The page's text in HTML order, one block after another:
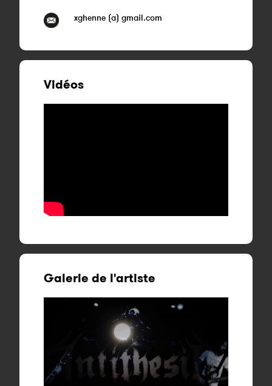
xghenne (a) gmail.com
Vidéos
Galerie de l'artiste